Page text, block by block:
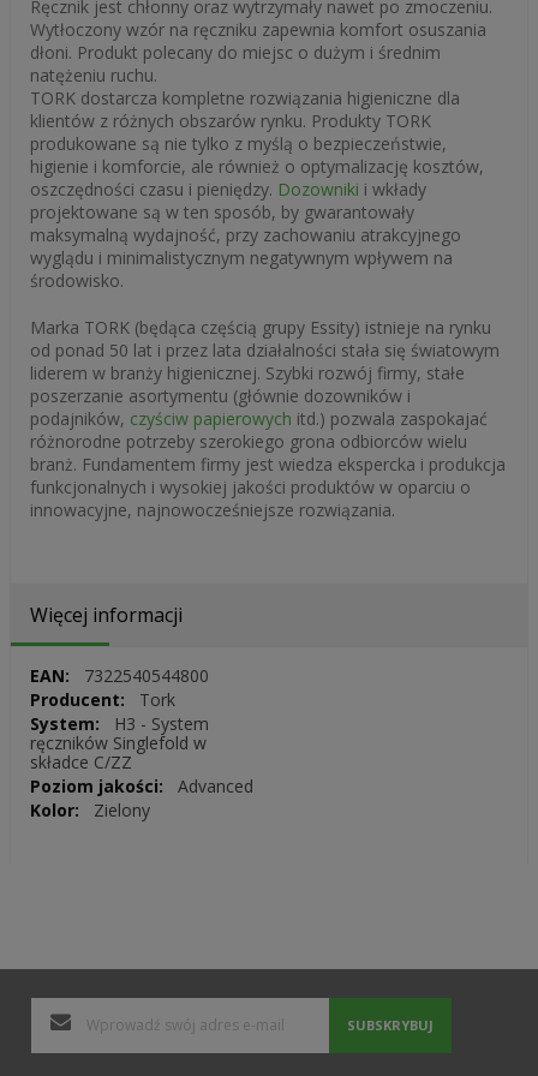
Ręcznik jest chłonny oraz wytrzymały nawet po zmoczeniu.
Wytłoczony wzór na ręczniku zapewnia komfort osuszania
dłoni. Produkt polecany do miejsc o dużym i średnim
natężeniu ruchu.
TORK dostarcza kompletne rozwiązania higieniczne dla
klientów z różnych obszarów rynku. Produkty TORK
produkowane są nie tylko z myślą o bezpieczeństwie,
higienie i komforcie, ale również o optymalizację kosztów,
oszczędności czasu i pieniędzy. Dozowniki i wkłady
projektowane są w ten sposób, by gwarantowały
maksymalną wydajność, przy zachowaniu atrakcyjnego
wyglądu i minimalistycznym negatywnym wpływem na
środowisko.
Marka TORK (będąca częścią grupy Essity) istnieje na rynku
od ponad 50 lat i przez lata działalności stała się światowym
liderem w branży higienicznej. Szybki rozwój firmy, stałe
poszerzanie asortymentu (głównie dozowników i
podajników, czyściw papierowych itd.) pozwala zaspokajać
różnorodne potrzeby szerokiego grona odbiorców wielu
branż. Fundamentem firmy jest wiedza ekspercka i produkcja
funkcjonalnych i wysokiej jakości produktów w oparciu o
innowacyjne, najnowocześniejsze rozwiązania.
Więcej informacji
Więcej
informacji
7322540544800
Tork
H3 - System
ręczników Singlefold w
składce C/ZZ
Advanced
Zielony
SUBSKRYBUJ